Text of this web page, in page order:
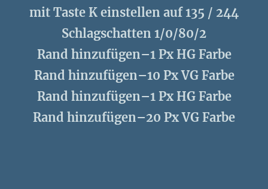
mit Taste K einstellen auf 135 / 244
Schlagschatten 1/0/80/2
Rand hinzufügen–1 Px HG Farbe
Rand hinzufügen–10 Px VG Farbe
Rand hinzufügen–1 Px HG Farbe
Rand hinzufügen–20 Px VG Farbe